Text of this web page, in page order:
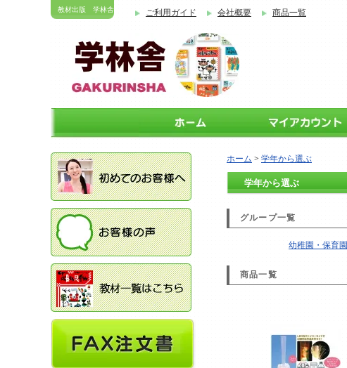
教材出版 学林舎 ご利用ガイド 会社概要 商品一覧
ホーム > 学年から選ぶ
学年から選ぶ
グループ一覧
幼稚園・保育園
商品一覧